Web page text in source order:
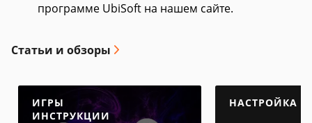
программе UbiSoft на нашем сайте.
Статьи и обзоры
ИГРЫ
ИНСТРУКЦИИ
НАСТРОЙКА